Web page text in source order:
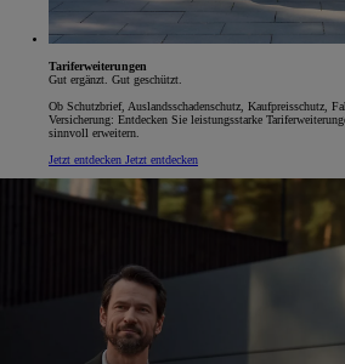
Tariferweiterungen
Gut ergänzt. Gut geschützt.
Ob Schutzbrief, Auslandsschadenschutz, Kaufpreisschutz,
Versicherung: Entdecken Sie leistungsstarke
sinnvoll erweitern.
Jetzt entdecken Jetzt entdecken